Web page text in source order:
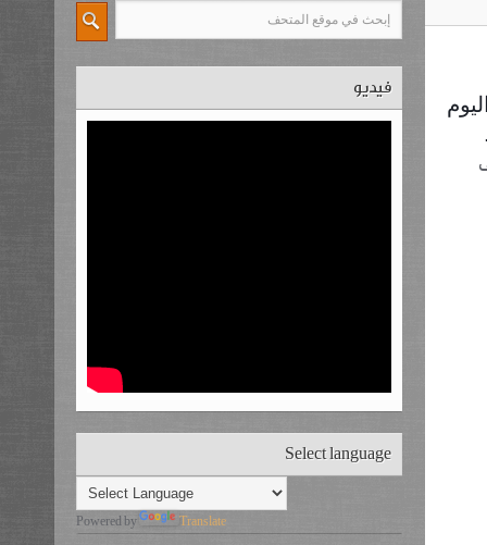
فيديو
Select language
Powered by Translate